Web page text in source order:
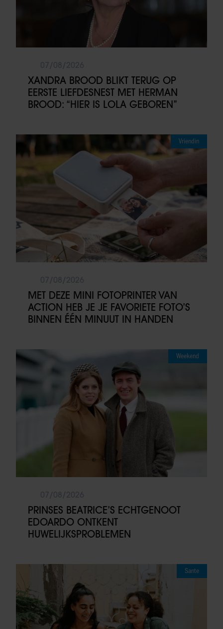
XANDRA BROOD BLIKT TERUG OP
EERSTE LIEFDESNEST MET HERMAN
BROOD: “HIER IS LOLA GEBOREN”
Vriendin
MET DEZE MINI FOTOPRINTER VAN
ACTION HEB JE JE FAVORIETE FOTO’S
BINNEN ÉÉN MINUUT IN HANDEN
Weekend
PRINSES BEATRICE’S ECHTGENOOT
EDOARDO ONTKENT
HUWELIJKSPROBLEMEN
Sante